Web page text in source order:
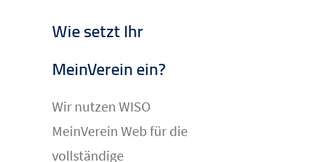
Wie setzt Ihr
MeinVerein ein?
Wir nutzen WISO
MeinVerein Web für die
vollständige